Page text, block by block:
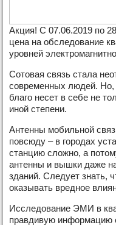
Акция! С 07.06.2019 по
цена на обследование
уровней
Сотовая связь стала
современных людей. Но,
благо несет в себе не
иной степени.
Антенны мобильной
повсюду – в городах
станцию сложно, а
антенны и вышки даже
зданий. Следует знать,
оказывать вредное
Исследование ЭМИ в
правдивую информацию